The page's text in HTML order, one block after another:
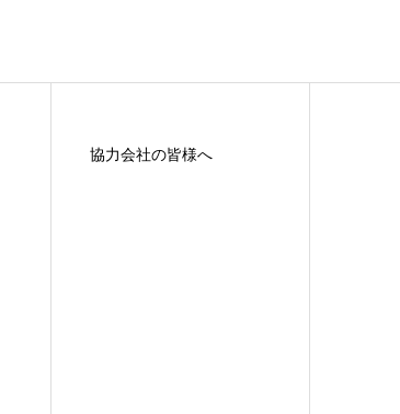
協力会社の皆様へ